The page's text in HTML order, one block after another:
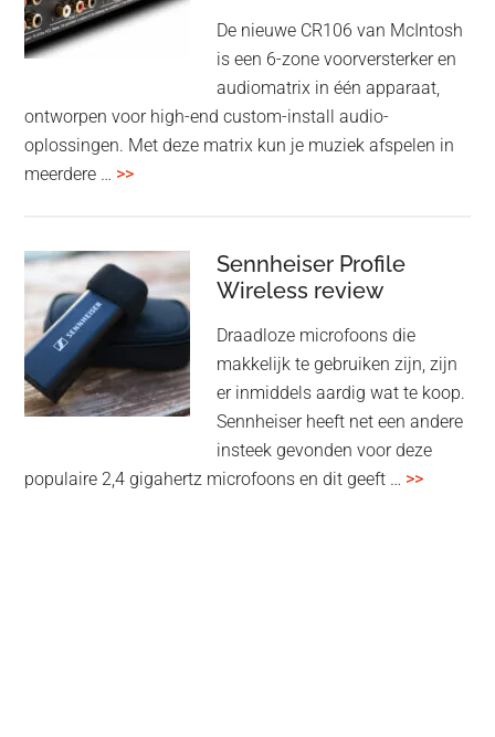
De nieuwe CR106 van McIntosh
is een 6-zone voorversterker en
audiomatrix in één apparaat,
ontworpen voor high-end custom-install audio-
oplossingen. Met deze matrix kun je muziek afspelen in
meerdere … >>overMcIntosh
audiomatrix
voor
high-
end
multiroom
Sennheiser Profile
Wireless review
Draadloze microfoons die
makkelijk te gebruiken zijn, zijn
er inmiddels aardig wat te koop.
Sennheiser heeft net een andere
insteek gevonden voor deze
populaire 2,4 gigahertz microfoons en dit geeft … >>